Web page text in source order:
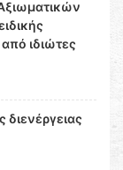
ιδιώτες